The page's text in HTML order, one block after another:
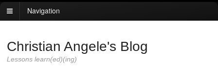
Navigation
Christian Angele's Blog
Lessons learn(ed)(ing)